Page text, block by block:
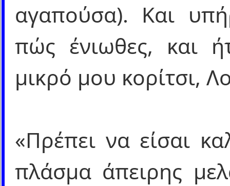
αγαπούσα). Και
πώς ένιωθες, και
μικρό μου κορίτσι,
«Πρέπει να είσαι
πλάσμα άπειρης